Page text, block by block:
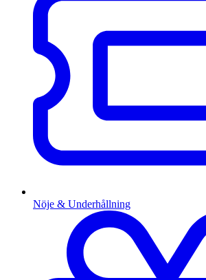
Nöje & Underhållning